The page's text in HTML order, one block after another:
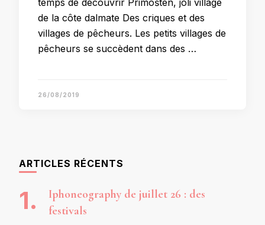
de la côte dalmate Des criques et des
villages de pêcheurs. Les petits villages de
pêcheurs se succèdent dans des …
26/08/2019
ARTICLES RÉCENTS
Iphoneography de juillet 26 : des
festivals